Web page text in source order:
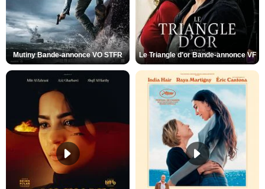
Mutiny Bande-annonce VO STFR Le Triangle d'or Bande-annonce VF